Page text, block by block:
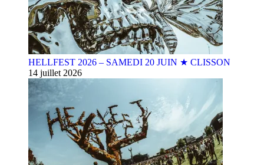
HELLFEST 2026 – SAMEDI 20 JUIN ★ CLISSON
14 juillet 2026